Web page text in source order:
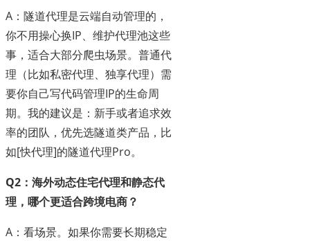
A：隧道代理是云端自动管理的，
你不用操心换IP、维护代理池这些
事，适合大部分爬虫场景。普通代
理（比如私密代理、独享代理）需
要你自己写代码管理IP的生命周
期。我的建议是：新手或者追求效
率的团队，优先选隧道类产品，比
如[快代理]的隧道代理Pro。
Q2：海外动态住宅代理和静态代
理，哪个更适合跨境电商？
A：看场景。如果你需要长期稳定